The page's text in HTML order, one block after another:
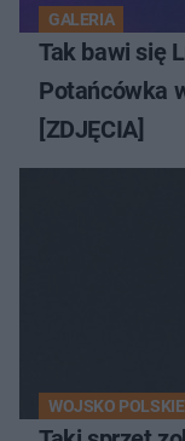
GALERIA
Tak bawi się
Potańcówka
[ZDJĘCIA]
WOJSKO POLSKIE